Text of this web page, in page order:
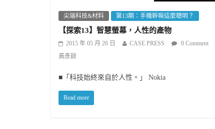
尖端科技&材料 第13期：手機幹嘛這麼聰明？
【探索13】智慧螢幕，人性的產物
2015 年 05 月 26 日 CASE PRESS 0 Comment
黃彥餘
■「科技始終來自於人性。」 Nokia
Read more